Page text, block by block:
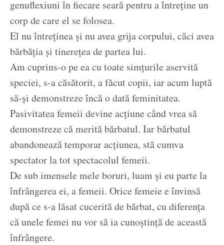
genuflexiuni în fiecare seară pentru a întreține un
corp de care el se folosea.
El nu întreținea și nu avea grija corpului, căci avea
bărbăția și tinerețea de partea lui.
Am cuprins-o pe ea cu toate simțurile aservită
speciei, s-a căsătorit, a făcut copii, iar acum luptă
să-și demonstreze încă o dată feminitatea.
Pasivitatea femeii devine acțiune când vrea să
demonstreze că merită bărbatul. Iar bărbatul
abandonează temporar acțiunea, stă cumva
spectator la tot spectacolul femeii.
De sub imensele mele boruri, luam și eu parte la
înfrângerea ei, a femeii. Orice femeie e învinsă
după ce s-a lăsat cucerită de bărbat, cu diferența
că unele femei nu vor să ia cunoștință de această
înfrângere.